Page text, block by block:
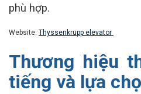
phù hợp.
Website: Thyssenkrupp elevator
Thương hiệu
tiếng và lựa